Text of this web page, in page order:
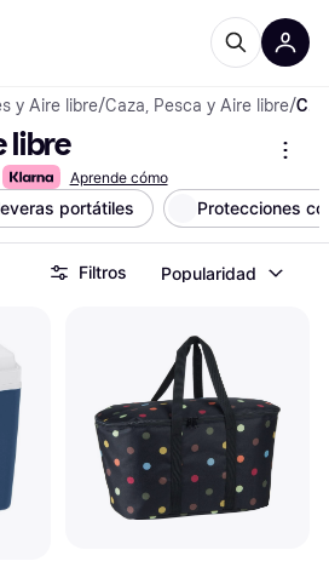
y Aire libre/Caza, Pesca y Aire libre/
libre
Aprende cómo
portátiles Protecciones
Filtros Popularidad